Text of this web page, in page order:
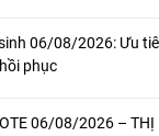
06/08/2026: Ưu
phục
06/08/2026 – THỊ